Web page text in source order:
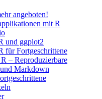
angeboten!
mit R
und ggplot2
für Fortgeschrittene
– Reproduzierbare
Markdown